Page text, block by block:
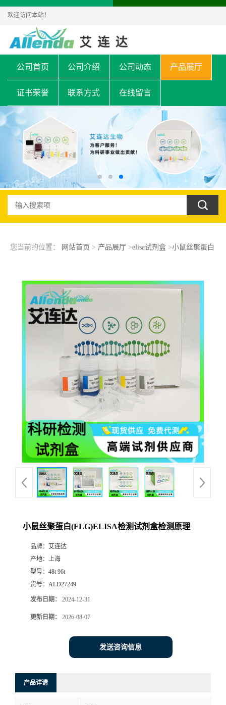
欢迎访问本站！
公司首页 公司介绍 公司动态 产品展厅
证书荣誉 联系方式 在线留言
您当前的位置： 网站首页 > 产品展厅 >elisa试剂盒>小鼠丝聚蛋白
小鼠丝聚蛋白(FLG)ELISA检测试剂盒检测原理
品牌： 艾连达
产地： 上海
型号： 48t 96t
货号： ALD27249
发布日期： 2024-12-31
更新日期： 2026-08-07
发送咨询信息
产品详请